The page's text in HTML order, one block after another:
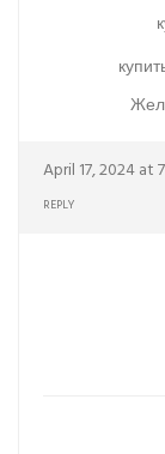
April 17, 2024 at
REPLY